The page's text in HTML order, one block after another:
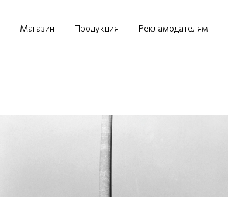
Магазин Продукция Рекламодателям